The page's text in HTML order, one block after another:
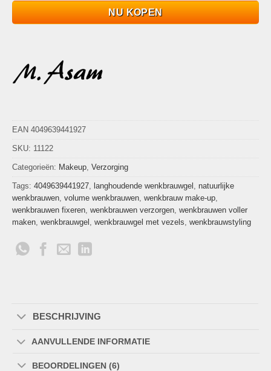
NU KOPEN
EAN 4049639441927
SKU: 11122
Categorieën: Makeup Verzorging
Tags: 4049639441927 langhoudende wenkbrauwgel
natuurlijke
wenkbrauwen volume wenkbrauwen wenkbrauw make-up
wenkbrauwen fixeren wenkbrauwen verzorgen wenkbrauwen voller
maken wenkbrauwgel wenkbrauwgel met vezels wenkbrauwstyling
BESCHRIJVING
AANVULLENDE INFORMATIE
BEOORDELINGEN (6)